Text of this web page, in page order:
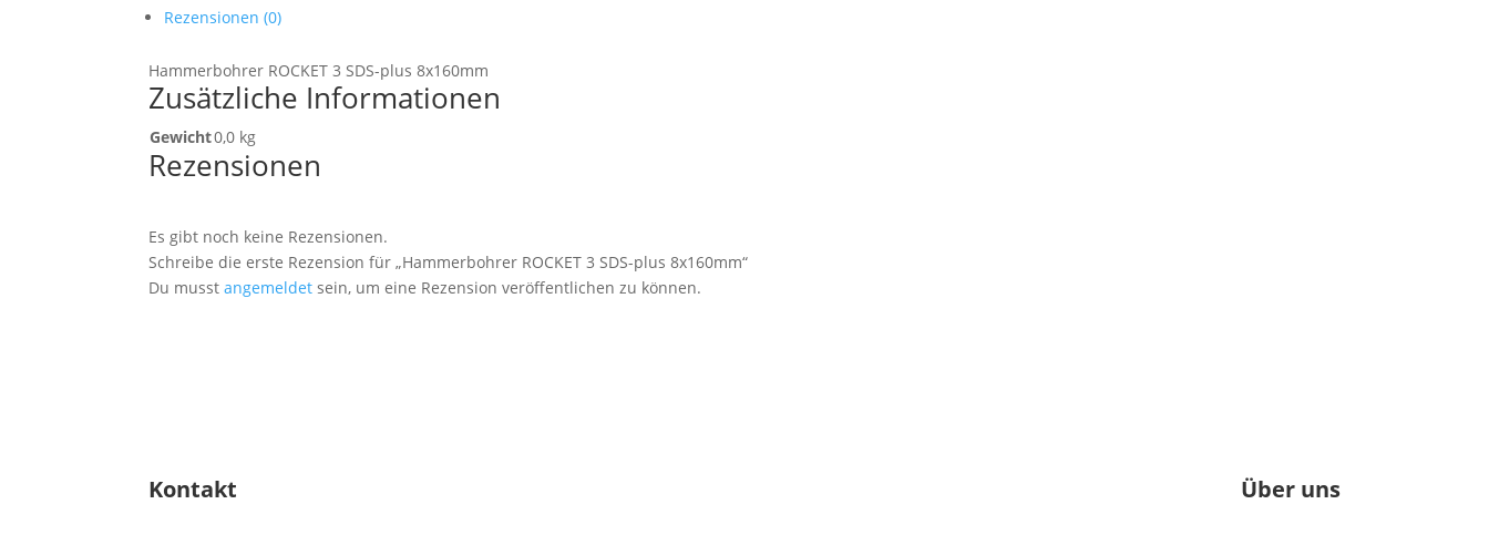
Rezensionen (0)
Hammerbohrer ROCKET 3 SDS-plus 8x160mm
Zusätzliche Informationen
Gewicht0,0 kg
Rezensionen
Es gibt noch keine Rezensionen.
Schreibe die erste Rezension für „Hammerbohrer ROCKET 3 SDS-plus 8x160mm“
Du musstangemeldet sein, um eine Rezension veröffentlichen zu können.
Kontakt Über uns